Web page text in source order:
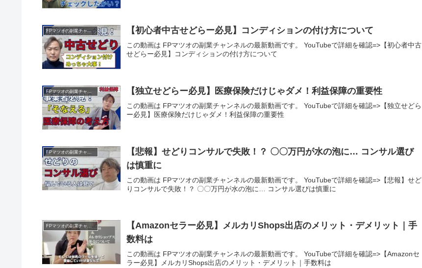
FPマツオの副業チャンネル 【初心者中古せどらー必見】コンディションの付け方について
この動画は FPマツオの副業チャンネルの最新動画です。 YouTubeで詳細を確認=>【初心者中古
せどらー必見】コンディションの付け方について
FPマツオの副業チャンネル 【独立せどらー必見】医療保険だけじゃダメ！利益保障の重要性
この動画は FPマツオの副業チャンネルの最新動画です。 YouTubeで詳細を確認=>【独立せどら
ー必見】医療保険だけじゃダメ！利益保障の重要性
FPマツオの副業チャンネル
【悲報】せどりコンサルで失敗！？ 〇〇万円が水の泡に… コンサル選び
は慎重に
この動画は FPマツオの副業チャンネルの最新動画です。 YouTubeで詳細を確認=>【悲報】せど
りコンサルで失敗！？ 〇〇万円が水の泡に… コンサル選びは慎重に
FPマツオの副業チャンネル
【Amazonセラー必見】メルカリShops出店のメリット・デメリット｜手
数料は
この動画は FPマツオの副業チャンネルの最新動画です。 YouTubeで詳細を確認=>【Amazonセ
ラー必見】メルカリShops出店のメリット・デメリット｜手数料は